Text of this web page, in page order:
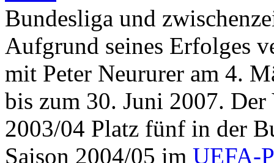
Bundesliga und
Aufgrund seines Erfolges
mit Peter Neururer am 4.
bis zum 30. Juni 2007.
2003/04 Platz fünf in der
Saison 2004/05 im UEFA-